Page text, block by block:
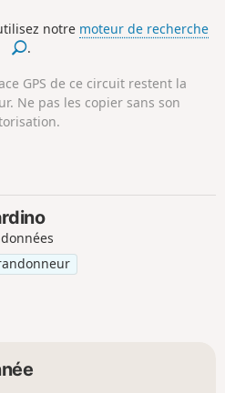
notre moteur de recherche
.
GPS de ce circuit restent la
Ne pas les copier sans son